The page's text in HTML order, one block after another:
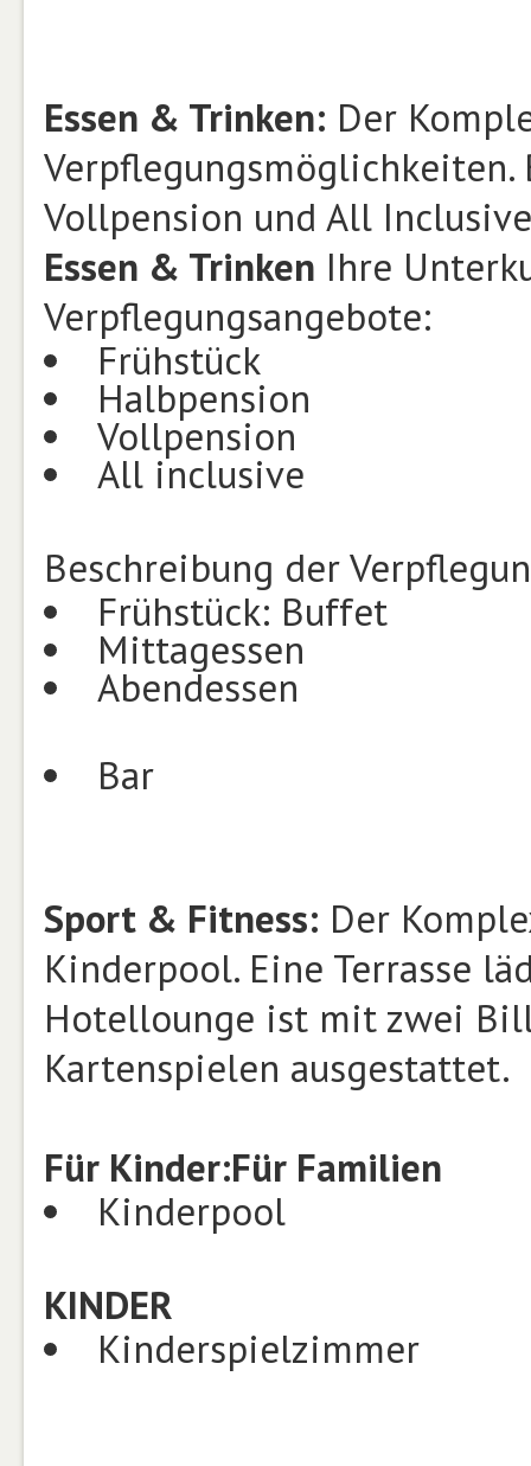
Essen & Trinken: Der
Verpflegungsmöglichkeiten.
Vollpension und All
Essen & Trinken Ihre
Verpflegungsangebote:
Frühstück
Halbpension
Vollpension
All inclusive
Beschreibung der
Frühstück: Buffet
Mittagessen
Abendessen
Bar
Sport & Fitness: Der
Kinderpool. Eine Terrasse
Hotellounge ist mit zwei
Kartenspielen ausgestattet.
Für Kinder:Für Familien
Kinderpool
KINDER
Kinderspielzimmer